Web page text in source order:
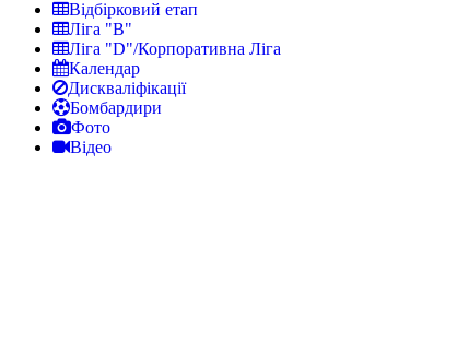
Відбірковий етап
Ліга "В"
Ліга "D"/Корпоративна Ліга
Календар
Дискваліфікації
Бомбардири
Фото
Відео